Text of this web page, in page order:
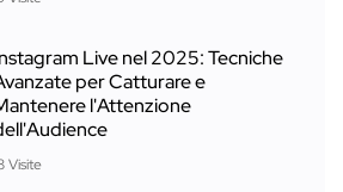
Live nel 2025: Tecniche
per Catturare e
l'Attenzione
Visite